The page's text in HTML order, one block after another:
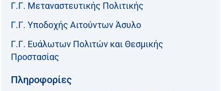
Γ.Γ. Μεταναστευτικής Πολιτικής
Γ.Γ. Υποδοχής Αιτούντων Άσυλο
Γ.Γ. Ευάλωτων Πολιτών και Θεσμικής
Προστασίας
Πληροφορίες